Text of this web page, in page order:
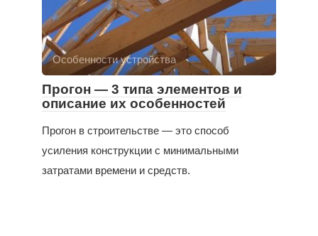
Особенности устройства
Прогон — 3 типа элементов и
описание их особенностей
Прогон в строительстве — это способ
усиления конструкции с минимальными
затратами времени и средств.